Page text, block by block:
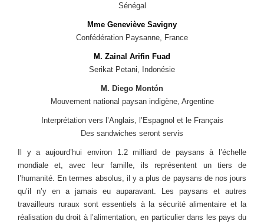
Sénégal
Mme Geneviève Savigny
Confédération Paysanne, France
M. Zainal Arifin Fuad
Serikat Petani, Indonésie
M. Diego Montón
Mouvement national paysan indigène, Argentine
Interprétation vers l’Anglais, l’Espagnol et le Français
Des sandwiches seront servis
Il y a aujourd’hui environ 1.2 milliard de paysans à l’échelle
mondiale et, avec leur famille, ils représentent un tiers de
l’humanité. En termes absolus, il y a plus de paysans de nos jours
qu’il n’y en a jamais eu auparavant. Les paysans et autres
travailleurs ruraux sont essentiels à la sécurité alimentaire et la
réalisation du droit à l’alimentation, en particulier dans les pays du